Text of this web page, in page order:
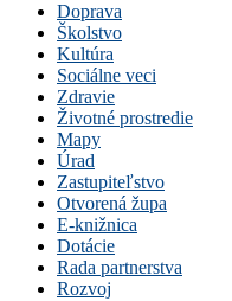
Doprava
Školstvo
Kultúra
Sociálne veci
Zdravie
Životné prostredie
Mapy
Úrad
Zastupiteľstvo
Otvorená župa
E-knižnica
Dotácie
Rada partnerstva
Rozvoj